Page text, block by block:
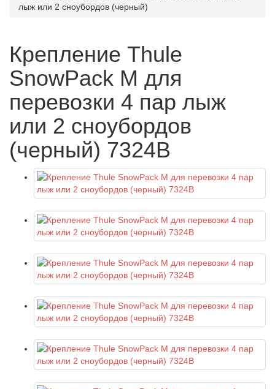
лыж или 2 сноубордов (черный)
Крепление Thule
SnowPack M для
перевозки 4 пар лыж
или 2 сноубордов
(черный) 7324B